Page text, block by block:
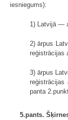
iesniegums):
1) Latvijā —
2) ārpus
reģistrācijas
3) ārpus
panta
5.pants.